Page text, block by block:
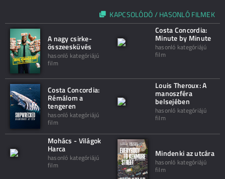
KAPCSOLÓDÓ / HASONLÓ FILMEK
A nagy csirke-
összeesküvés
hasonló kategóriájú
film
Costa Concordia:
Minute by Minute
hasonló kategóriájú
film
Costa Concordia:
Rémálom a
tengeren
hasonló kategóriájú
film
Louis Theroux: A
manoszféra
belsejében
hasonló kategóriájú
film
Mohács - Világok
Harca
hasonló kategóriájú
film
Mindenki az utcára
hasonló kategóriájú
film